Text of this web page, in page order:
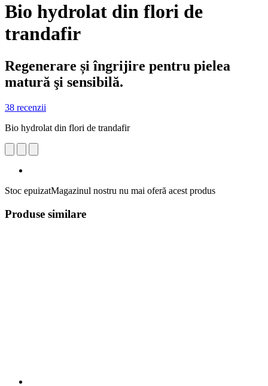
Bio hydrolat din flori de
trandafir
Regenerare și îngrijire pentru pielea
matură şi sensibilă.
38 recenzii
Bio hydrolat din flori de trandafir
Stoc epuizatMagazinul nostru nu mai oferă acest produs
Produse similare